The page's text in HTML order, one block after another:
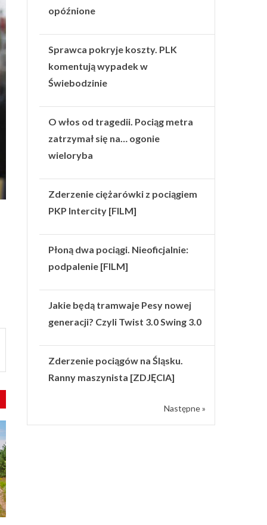
opóźnione
Sprawca pokryje koszty. PLK
komentują wypadek w
Świebodzinie
O włos od tragedii. Pociąg metra
zatrzymał się na… ogonie
wieloryba
Zderzenie ciężarówki z pociągiem
PKP Intercity [FILM]
Płoną dwa pociągi. Nieoficjalnie:
podpalenie [FILM]
Jakie będą tramwaje Pesy nowej
generacji? Czyli Twist 3.0 Swing 3.0
Zderzenie pociągów na Śląsku.
Ranny maszynista [ZDJĘCIA]
Następne »